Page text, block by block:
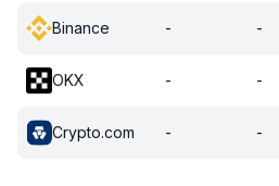
Binance - -
OKX - -
Crypto.com - -